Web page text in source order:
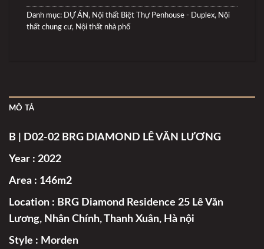
Danh mục: DỰ ÁN, Nội thất Biệt Thự Penhouse - Duplex, Nội
thất chung cư, Nội thất nhà phố
MÔ TẢ
B | D02-02 BRG DIAMOND LÊ VĂN LƯƠNG
Year : 2022
Area : 146m2
Location : BRG Diamond Residence 25 Lê Văn
Lương, Nhân Chính, Thanh Xuân, Hà nội
Style : Morden